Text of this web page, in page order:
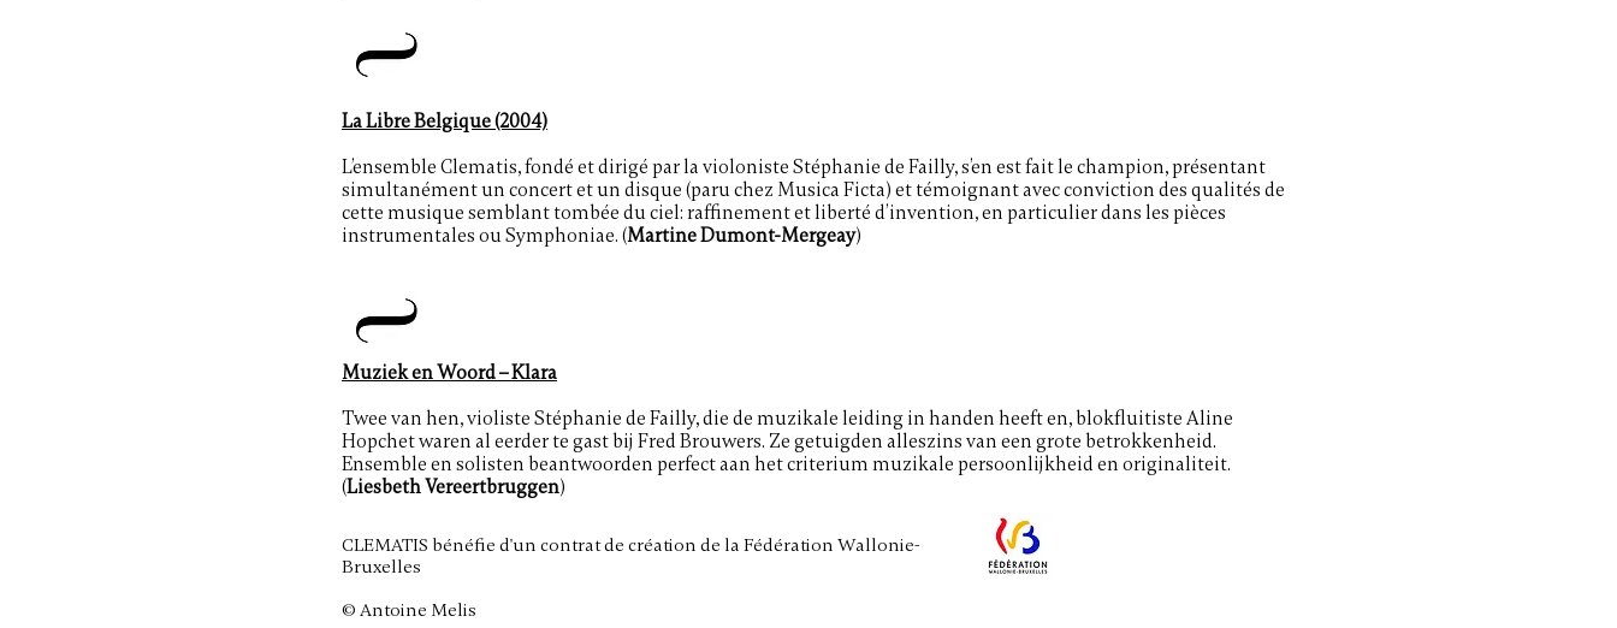
La Libre Belgique (2004)
L’ensemble Clematis, fondé et dirigé par la violoniste Stéphanie de Failly, s’en est fait le champion, présentant
simultanément un concert et un disque (paru chez Musica Ficta) et témoignant avec conviction des qualités de
cette musique semblant tombée du ciel: raffinement et liberté d’invention, en particulier dans les pièces
instrumentales ou Symphoniae. (Martine Dumont-Mergeay)
Muziek en Woord – Klara
Twee van hen, violiste Stéphanie de Failly, die de muzikale leiding in handen heeft en, blokfluitiste Aline
Hopchet waren al eerder te gast bij Fred Brouwers. Ze getuigden alleszins van een grote betrokkenheid.
Ensemble en solisten beantwoorden perfect aan het criterium muzikale persoonlijkheid en originaliteit.
(Liesbeth Vereertbruggen)
CLEMATIS bénéfie d'un contrat de création de la Fédération Wallonie-
Bruxelles
© Antoine Melis